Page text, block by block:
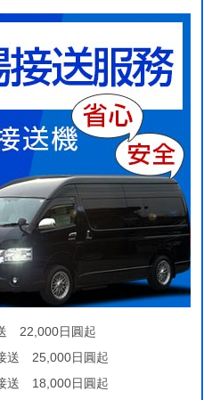
22,000日圓起
送 25,000日圓起
送 18,000日圓起